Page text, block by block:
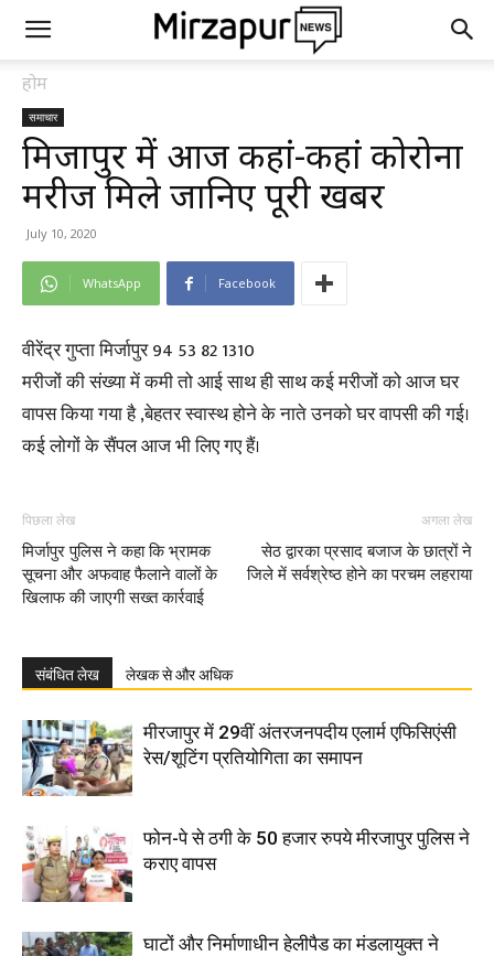
होम
समाचार
मिर्जापुर में आज कहां-कहां कोरोना
मरीज मिले जानिए पूरी खबर
July 10, 2020
WhatsApp Facebook
वीरेंद्र गुप्ता मिर्जापुर 94 53 82 1310
मरीजों की संख्या में कमी तो आई साथ ही साथ कई मरीजों को आज घर
वापस किया गया है ,बेहतर स्वास्थ होने के नाते उनको घर वापसी की गई।
कई लोगों के सैंपल आज भी लिए गए हैं।
पिछला लेख
मिर्जापुर पुलिस ने कहा कि भ्रामक
सूचना और अफवाह फैलाने वालों के
खिलाफ की जाएगी सख्त कार्रवाई
अगला लेख
सेठ द्वारका प्रसाद बजाज के छात्रों ने
जिले में सर्वश्रेष्ठ होने का परचम लहराया
संबंधित लेख लेखक से और अधिक
मीरजापुर में 29वीं अंतरजनपदीय एलार्म एफिसिएंसी
रेस/शूटिंग प्रतियोगिता का समापन
फोन-पे से ठगी के 50 हजार रुपये मीरजापुर पुलिस ने
कराए वापस
घाटों और निर्माणाधीन हेलीपैड का मंडलायुक्त ने